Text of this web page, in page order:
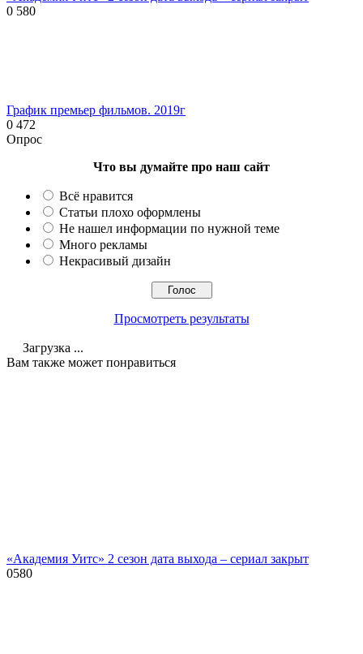
0 580
График премьер фильмов. 2019г
0 472
Опрос
Что вы думайте про наш сайт
Всё нравится
Статьи плохо оформлены
Не нашел информации по нужной теме
Много рекламы
Некрасивый дизайн
Просмотреть результаты
Загрузка ...
Вам также может понравиться
«Академия Уитс» 2 сезон дата выхода – сериал закрыт
0580